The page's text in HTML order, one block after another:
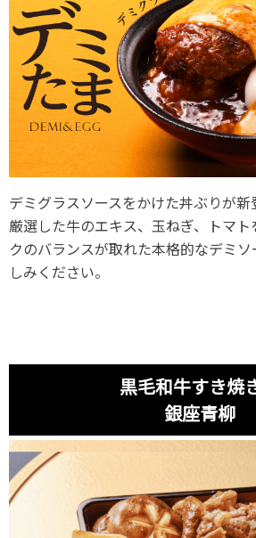
デミグラスソースをかけた丼ぶりが新
厳選した牛のエキス、玉ねぎ、トマト
クのバランスが取れた本格的なデミ
しみください。
黒毛和牛すき焼
銀座青柳